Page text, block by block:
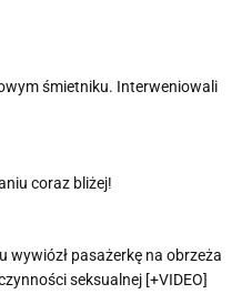
śmietniku. Interweniowali
coraz bliżej!
pasażerkę na obrzeża
seksualnej [+VIDEO]